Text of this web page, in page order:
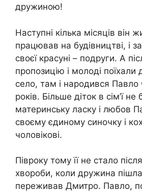
дружиною!
Наступні кілька місяців він
працював на будівництві, і
своєї красуні – подруги. А
пропозицію і молоді поїхали
село, там і народився Павло
років. Більше діток в сім’ї
материнську ласку і любов
своєму єдиному синочку і
чоловікові.
Півроку тому її не стало
хвороби, коли дружина
переживав Дмитро. Павло,